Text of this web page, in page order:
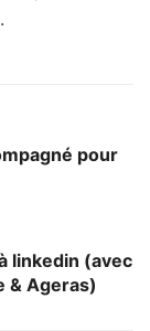
pour
linkedin (avec
& Ageras)